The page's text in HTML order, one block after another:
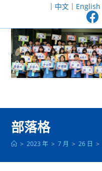
至
｜ 中文｜ English
部落格
> 2023 年 > 7 月 > 26 日 >